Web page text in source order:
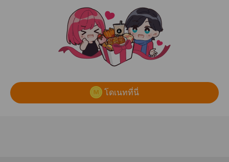
โดเนทที่นี่